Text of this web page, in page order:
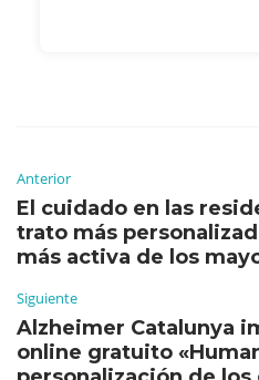
Anterior
El cuidado en las
trato más
más activa de los
Siguiente
Alzheimer Catalunya
online gratuito